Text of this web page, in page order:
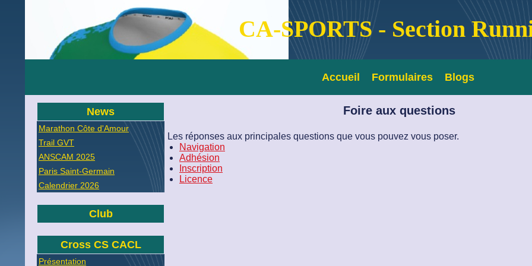
CA-SPORTS - Section
Accueil Formulaires Blogs
News
Marathon Côte d'Amour
Trail GVT
ANSCAM 2025
Paris Saint-Germain
Calendrier 2026
Club
Cross CS CACL
Présentation
Foire aux questions
Les réponses aux principales questions que vous pouvez vous poser.
Navigation
Adhésion
Inscription
Licence